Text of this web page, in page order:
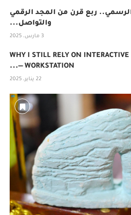
ربع قرن من المجد الرقمي
والتواصل...
3 مارس، 2025
WHY I STILL RELY ON INTERACTIVE
WORKSTATION —...
22 يناير، 2025